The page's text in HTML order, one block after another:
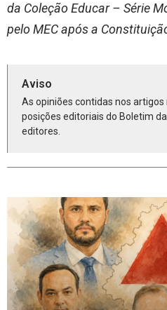
da Coleção Educar – Série
pelo MEC após a
Aviso
As opiniões contidas nos
posições editoriais do Boletim
editores.